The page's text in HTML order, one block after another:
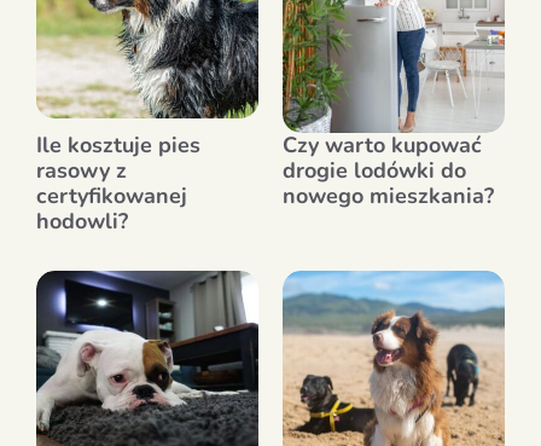
Ile kosztuje pies
rasowy z
certyfikowanej
hodowli?
Czy warto kupować
drogie lodówki do
nowego mieszkania?